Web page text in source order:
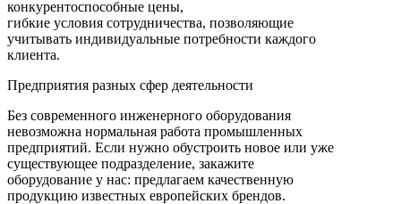
конкурентоспособные цены,
гибкие условия сотрудничества, позволяющие
учитывать индивидуальные потребности каждого
клиента.
Предприятия разных сфер деятельности
Без современного инженерного оборудования
невозможна нормальная работа промышленных
предприятий. Если нужно обустроить новое или уже
существующее подразделение, закажите
оборудование у нас: предлагаем качественную
продукцию известных европейских брендов.